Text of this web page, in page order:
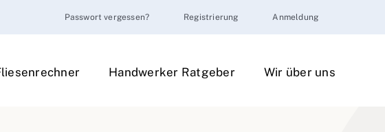
Passwort vergessen? Registrierung Anmeldung
Handwerker Ratgeber Wir über uns